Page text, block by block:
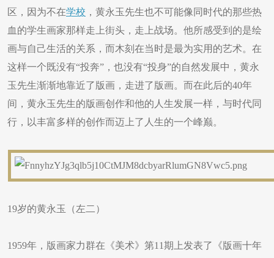
区，因为不在学校 ，黄永玉先生也不可能像同时代的那些热
血的学生画家那样走上街头，走上战场。他所感受到的是绘
画与自己生活的关系，而木刻在当时是最为实用的艺术。在
这样一个既没有“投奔”，也没有“投身”的自然发展中，黄永
玉先生渐渐地靠近了版画，走进了版画。而在此后的40年
间，黄永玉先生的版画创作和他的人生发展一样，与时代同
行，以丰富多样的创作而迈上了人生的一个峰巅。
19岁的黄永玉（左二）
1959年，版画家力群在《美术》第11期上发表了《版画十年